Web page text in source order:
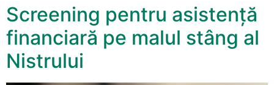
Screening pentru asistență
financiară pe malul stâng al
Nistrului